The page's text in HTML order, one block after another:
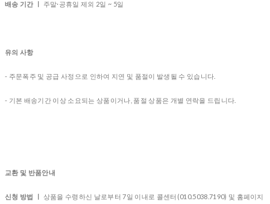
배송 기간 ㅣ 주말·공휴일 제외 2일 ~ 5일
유의 사항
- 주문폭주 및 공급 사정으로 인하여 지연 및 품절이 발생될 수 있습니다.
- 기본 배송기간 이상 소요되는 상품이거나, 품절 상품은 개별 연락을 드립니다.
교환 및 반품안내
신청 방법 ㅣ 상품을 수령하신 날로부터 7일 이내로 콜센터(010.5038.7190) 및 홈페이지